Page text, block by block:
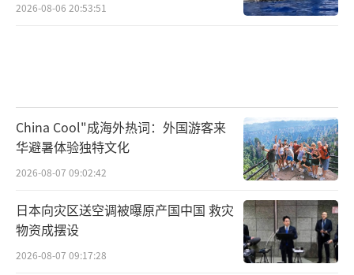
2026-08-06 20:53:51
China Cool"成海外热词：外国游客来
华避暑体验独特文化
2026-08-07 09:02:42
日本向灾区送空调被曝原产国中国 救灾
物资成摆设
2026-08-07 09:17:28